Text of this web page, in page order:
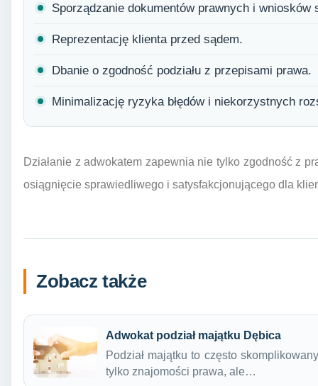
Sporządzanie dokumentów prawnych i wniosków
Reprezentację klienta przed sądem.
Dbanie o zgodność podziału z przepisami prawa.
Minimalizację ryzyka błędów i niekorzystnych
Działanie z adwokatem zapewnia nie tylko zgodność z
osiągnięcie sprawiedliwego i satysfakcjonującego dla
Zobacz także
Adwokat podział majątku Dębica
Podział majątku to często
tylko znajomości prawa, ale…